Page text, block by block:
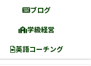
ブログ
学級経営
英語コーチング